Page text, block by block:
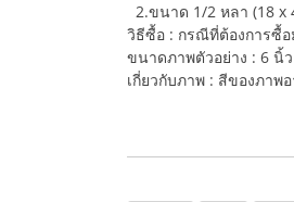
2.ขนาด 1/2 หลา (18 x
วิธีซื้อ : กรณีที่ต้องการซื้อ
ขนาดภาพตัวอย่าง : 6 นิ้ว
เกี่ยวกับภาพ : สีของภาพ